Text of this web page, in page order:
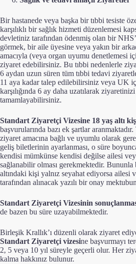
Bir hastanede veya başka bir tıbbi tesiste
karşılıklı bir sağlık hizmeti düzenlemesi
devletiniz tarafından ödenmiş olan bir
görmek, bir aile üyesine veya yakın bir
amacıyla (veya organ uyumu denetlemesi
ziyaret edebilirsiniz. Bu tıbbi nedenlerle
6 aydan uzun süren tüm tıbbi tedavi
11 aya kadar talep edilebilirsiniz veya UK
karşılığında 6 ay daha uzatılarak
tamamlayabilirsiniz.
Standart Ziyaretçi Vizesine 18 yaş altı
başvurularında bazı ek şartlar
ziyaret amacına bağlı ve uyumlu olarak
geliş biletlerinin ayarlanması, o süre
kendisi mümkünse kendisi değilse ailesi
sağlanabilir olması gerekmektedir.
altındaki kişi yalnız seyahat ediyorsa ailesi
tarafından alınacak yazılı bir onay
Standart Ziyaretçi Vizesinin
de bazen bu süre uzayabilmektedir.
Birleşik Krallık’ı düzenli olarak ziyaret
Standart Ziyaretçi vizesine başvurmayı
2, 5 veya 10 yıl süreyle geçerli olur. Her
kalma hakkınız bulunur.